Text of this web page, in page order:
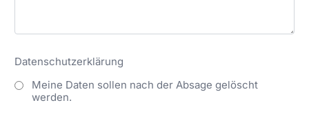
Datenschutzerklärung
Meine Daten sollen nach der Absage gelöscht
werden.